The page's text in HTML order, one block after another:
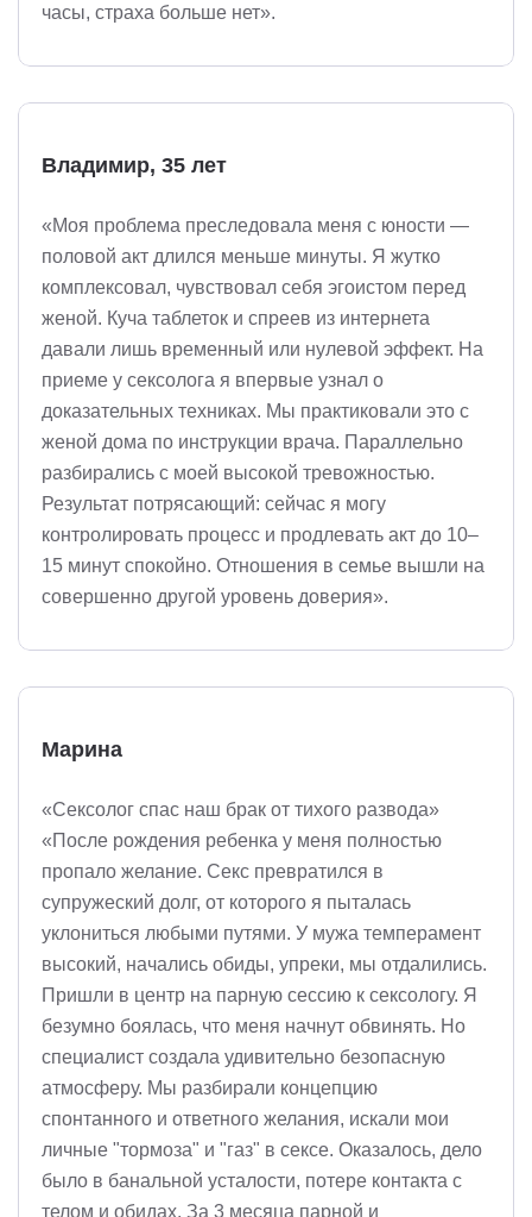
часы, страха больше нет».
Владимир, 35 лет
«Моя проблема преследовала меня с юности —
половой акт длился меньше минуты. Я жутко
комплексовал, чувствовал себя эгоистом перед
женой. Куча таблеток и спреев из интернета
давали лишь временный или нулевой эффект. На
приеме у сексолога я впервые узнал о
доказательных техниках. Мы практиковали это с
женой дома по инструкции врача. Параллельно
разбирались с моей высокой тревожностью.
Результат потрясающий: сейчас я могу
контролировать процесс и продлевать акт до 10–
15 минут спокойно. Отношения в семье вышли на
совершенно другой уровень доверия».
Марина
«Сексолог спас наш брак от тихого развода»
«После рождения ребенка у меня полностью
пропало желание. Секс превратился в
супружеский долг, от которого я пыталась
уклониться любыми путями. У мужа темперамент
высокий, начались обиды, упреки, мы отдалились.
Пришли в центр на парную сессию к сексологу. Я
безумно боялась, что меня начнут обвинять. Но
специалист создала удивительно безопасную
атмосферу. Мы разбирали концепцию
спонтанного и ответного желания, искали мои
личные "тормоза" и "газ" в сексе. Оказалось, дело
было в банальной усталости, потере контакта с
телом и обидах. За 3 месяца парной и